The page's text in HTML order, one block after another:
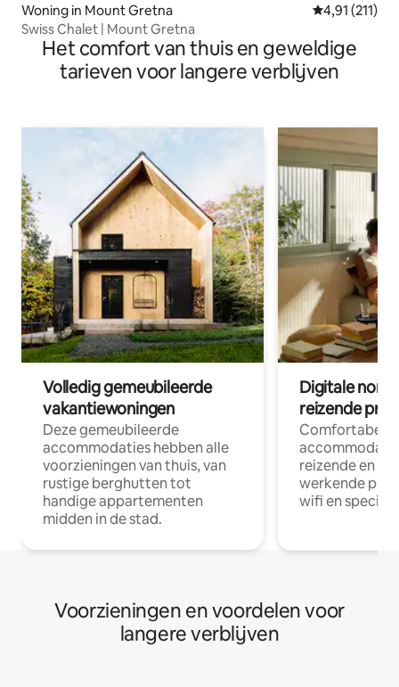
Woning in Mount Gretna Gemiddelde
4,91 (211)
Swiss Chalet | Mount Gretna
Het comfort van thuis en geweldige
tarieven voor langere verblijven
Volledig gemeubileerde
vakantiewoningen
Deze gemeubileerde
accommodaties hebben alle
voorzieningen van thuis, van
rustige berghutten tot
handige appartementen
midden in de stad.
Digitale
reizende
Comfortabele
reizende en
werkende
wifi en
Voorzieningen en voordelen voor
langere verblijven